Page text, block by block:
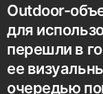
Outdoor-
для
перешли в
ее
очередью